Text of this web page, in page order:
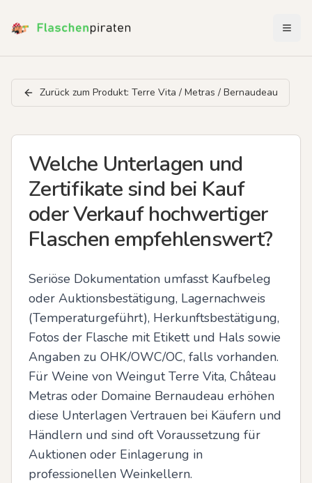
Zurück zum Produkt: Terre Vita / Metras / Bernaudeau
Welche Unterlagen und
Zertifikate sind bei Kauf
oder Verkauf hochwertiger
Flaschen empfehlenswert?
Seriöse Dokumentation umfasst Kaufbeleg
oder Auktionsbestätigung, Lagernachweis
(Temperaturgeführt), Herkunftsbestätigung,
Fotos der Flasche mit Etikett und Hals sowie
Angaben zu OHK/OWC/OC, falls vorhanden.
Für Weine von Weingut Terre Vita, Château
Metras oder Domaine Bernaudeau erhöhen
diese Unterlagen Vertrauen bei Käufern und
Händlern und sind oft Voraussetzung für
Auktionen oder Einlagerung in
professionellen Weinkellern.